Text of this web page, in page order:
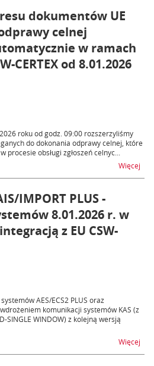
dokumentów UE
celnej
w ramach
CERTEX od 8.01.2026
roku od godz. 09:00 rozszerzyliśmy
do dokonania odprawy celnej, które
obsługi zgłoszeń celnyc...
Więcej
IMPORT PLUS -
8.01.2026 r. w
z EU CSW-
AES/ECS2 PLUS oraz
komunikacji systemów KAS (z
SINGLE WINDOW) z kolejną wersją
Więcej